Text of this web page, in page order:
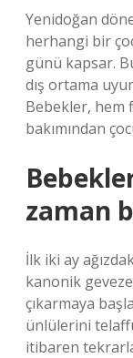
Yenidoğan
herhangi bir
günü kapsar.
dış ortama
Bebekler, hem
bakımından
zaman
İlk iki ay
kanonik
çıkarmaya
ünlülerini
itibaren